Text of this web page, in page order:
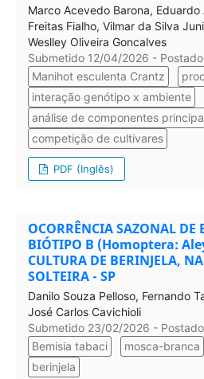
Marco Acevedo Barona, Eduardo
Freitas Fialho, Vilmar da Silva
Weslley Oliveira Goncalves
Submetido 12/04/2026 -
Manihot esculenta Crantz
interação genótipo x ambiente
análise de componentes
competição de cultivares
PDF (Inglês)
OCORRÊNCIA SAZONAL
BIÓTIPO B (Homoptera:
CULTURA DE BERINJELA,
SOLTEIRA - SP
Danilo Souza Pelloso, Fernando
José Carlos Cavichioli
Submetido 23/02/2026 -
Bemisia tabaci
mosca-branca
berinjela